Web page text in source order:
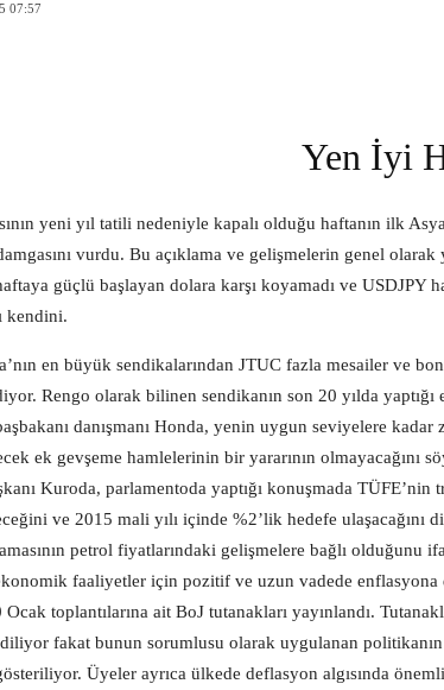
07:57
Yen İyi
yeni yıl tatili nedeniyle kapalı olduğu haftanın ilk
vurdu. Bu açıklama ve gelişmelerin genel
güçlü başlayan dolara karşı koyamadı ve USDJPY
kendini.
en büyük sendikalarından JTUC fazla mesailer ve
Rengo olarak bilinen sendikanın son 20 yılda yaptığı
danışmanı Honda, yenin uygun seviyelere kadar
ek gevşeme hamlelerinin bir yararının olmayacağını
Kuroda, parlamentoda yaptığı konuşmada
ve 2015 mali yılı içinde %2’lik hedefe ulaşacağını
petrol fiyatlarındaki gelişmelere bağlı olduğunu
faaliyetler için pozitif ve uzun vadede enflasyona
Ocak toplantılarına ait BoJ tutanakları yayınlandı.
fakat bunun sorumlusu olarak uygulanan politikanın
Üyeler ayrıca ülkede deflasyon algısında